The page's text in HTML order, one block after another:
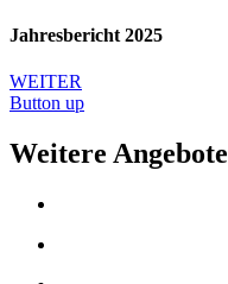
Jahresbericht 2025
WEITER
Button up
Weitere Angebote